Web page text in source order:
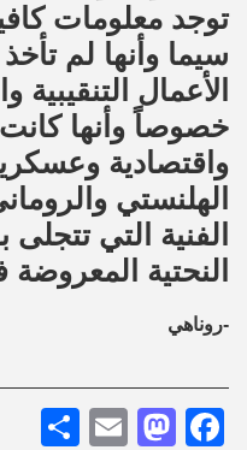
توجد معلومات
سيما وأنها لم
الأعمال التنقيبية
خصوصاً وأنها كانت
واقتصادية
الهلنستي
الفنية التي
النحتية
-روناهي
Facebook
Email